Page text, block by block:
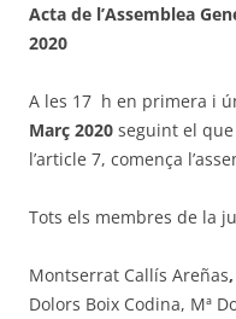
Acta de l’Assemblea
2020
A les 17 h en primera i
Març 2020 seguint el
l’article 7, comença
Tots els membres de la
Montserrat Callís Areñas,
Dolors Boix Codina, Mª